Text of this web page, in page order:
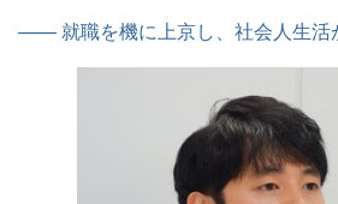
—— 就職を機に上京し、社会人生活